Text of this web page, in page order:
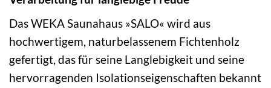
Das WEKA Saunahaus »SALO« wird aus
hochwertigem, naturbelassenem Fichtenholz
gefertigt, das für seine Langlebigkeit und seine
hervorragenden Isolationseigenschaften bekannt